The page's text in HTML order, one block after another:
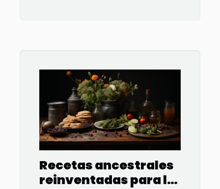
Recetas ancestrales
reinventadas para la